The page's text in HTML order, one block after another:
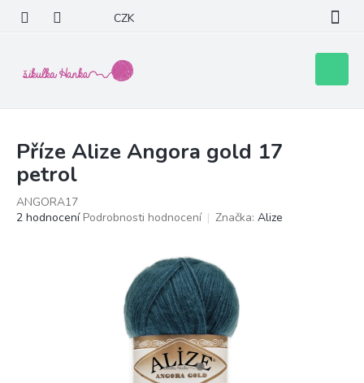
obsah
CZK
košík
Příze Alize Angora gold 17
petrol
ANGORA17
Průměrné
2 hodnocení Podrobnosti hodnocení Značka: Alize